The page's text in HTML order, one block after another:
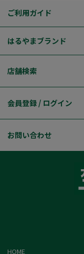
ご利用ガイド
はるやまブランド
店舗検索
会員登録 / ログイン
お問い合わせ
HOME